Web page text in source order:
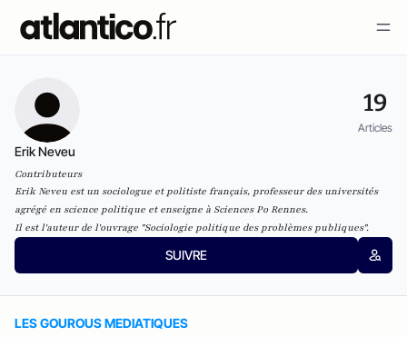
19
Articles
Erik Neveu
Contributeurs
Erik Neveu est un sociologue et politiste français, professeur des universités
agrégé en science politique et enseigne à Sciences Po Rennes.
Il est l'auteur de l'ouvrage "Sociologie politique des problèmes publiques".
SUIVRE
LES GOUROUS MEDIATIQUES